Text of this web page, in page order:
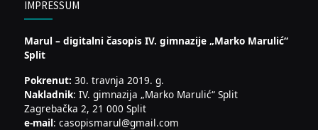
IMPRESSUM
Marul – digitalni časopis IV. gimnazije „Marko Marulić“
Split
Pokrenut: 30. travnja 2019. g.
Nakladnik: IV. gimnazija „Marko Marulić“ Split
Zagrebačka 2, 21 000 Split
e-mail: casopismarul@gmail.com